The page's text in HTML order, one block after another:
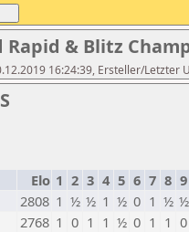
Rapid & Blitz
16:24:39, Ersteller/Letzter
Elo 1 2 3 4 5 6 7 8 9
2808 1 ½ ½ 1 ½ 0 1 ½ ½
2768 1 0 1 1 ½ 0 1 1 0